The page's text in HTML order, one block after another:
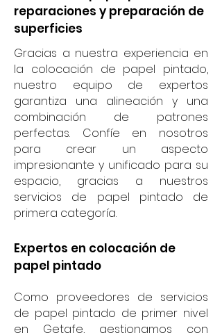
reparaciones y preparación de
superficies
Gracias a nuestra experiencia en
la colocación de papel pintado,
nuestro equipo de expertos
garantiza una alineación y una
combinación de patrones
perfectas. Confíe en nosotros
para crear un aspecto
impresionante y unificado para su
espacio, gracias a nuestros
servicios de papel pintado de
primera categoría.
Expertos en colocación de
papel pintado
Como proveedores de servicios
de papel pintado de primer nivel
en Getafe, gestionamos con